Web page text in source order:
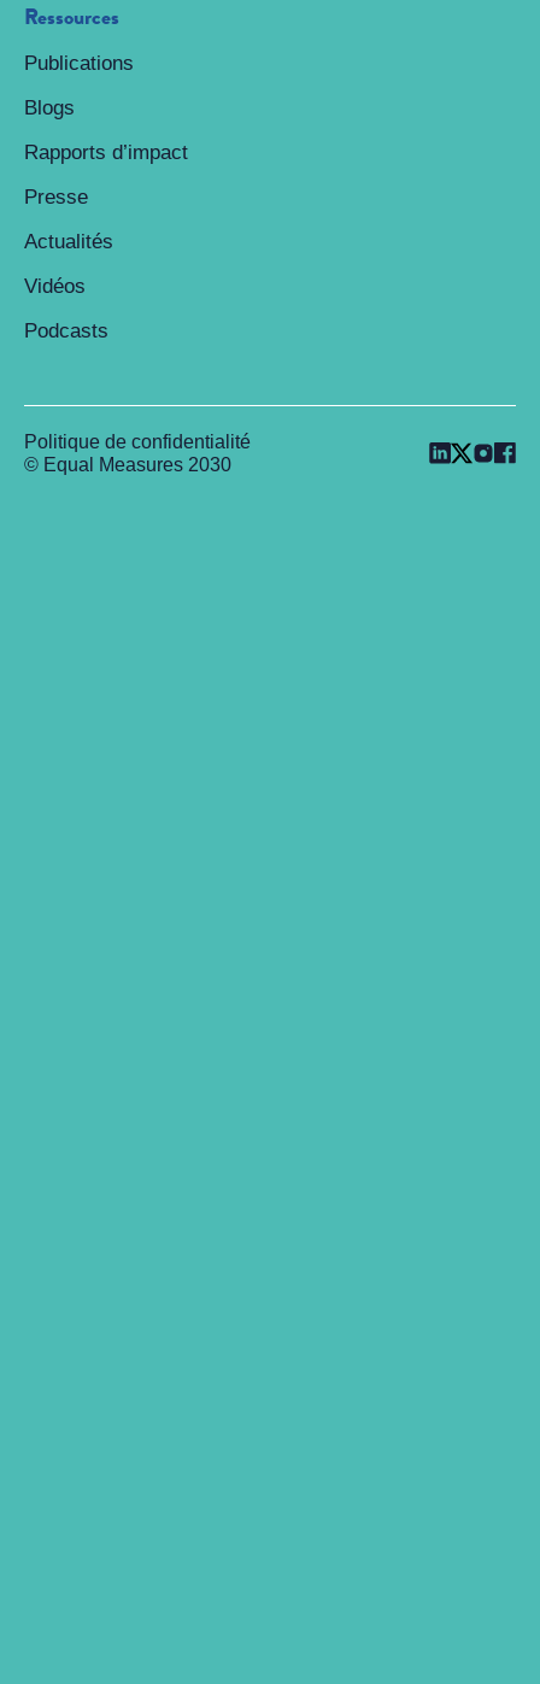
Ressources
Publications
Blogs
Rapports d’impact
Presse
Actualités
Vidéos
Podcasts
© Equal Measures 2030
Politique de confidentialité